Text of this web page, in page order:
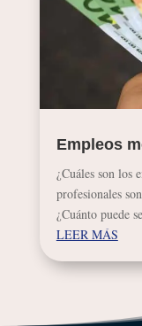
Empleos
¿Cuáles son los
profesionales
¿Cuánto puede
LEER MÁS